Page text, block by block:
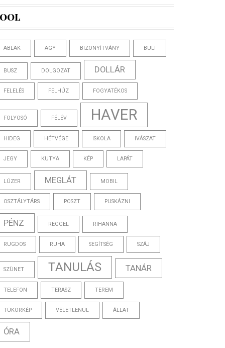
ABLAK AGY BIZONYÍTVÁNY BULI
BUSZ DOLGOZAT DOLLÁR
FELELÉS FELHÚZ FOGYATÉKOS
FOLYOSÓ FÉLÉV HAVER
HIDEG HÉTVÉGE ISKOLA IVÁSZAT
JEGY KUTYA KÉP LAPÁT
LÚZER MEGLÁT MOBIL
OSZTÁLYTÁRS POSZT PUSKÁZNI
PÉNZ REGGEL RIHANNA
RUGDOS RUHA SEGÍTSÉG SZÁJ
SZÜNET TANULÁS TANÁR
TELEFON TERASZ TEREM
TÜKÖRKÉP VÉLETLENÜL ÁLLAT
ÓRA